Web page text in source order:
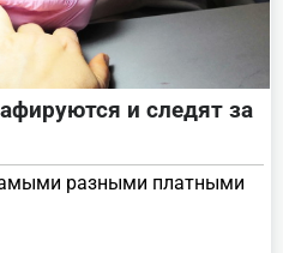
и следят за
разными платными